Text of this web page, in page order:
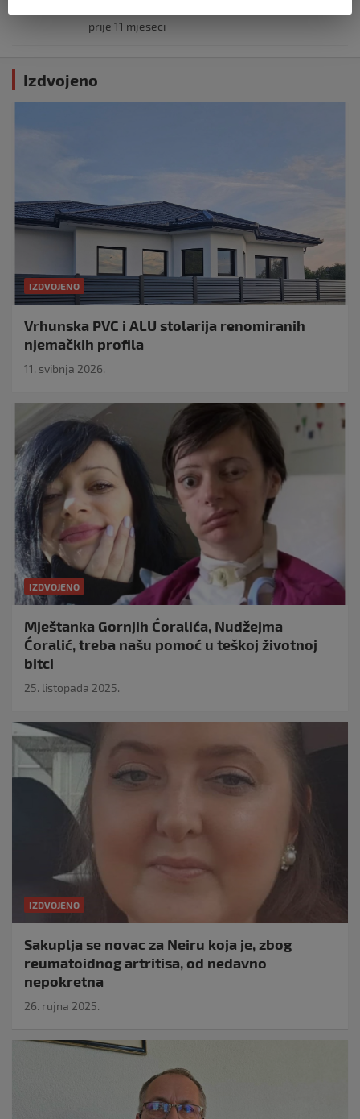
prije 11 mjeseci
Izdvojeno
IZDVOJENO
Vrhunska PVC i ALU stolarija renomiranih
njemačkih profila
11. svibnja 2026.
IZDVOJENO
Mještanka Gornjih Ćoralića, Nudžejma
Ćoralić, treba našu pomoć u teškoj životnoj
bitci
25. listopada 2025.
IZDVOJENO
Sakuplja se novac za Neiru koja je, zbog
reumatoidnog artritisa, od nedavno
nepokretna
26. rujna 2025.